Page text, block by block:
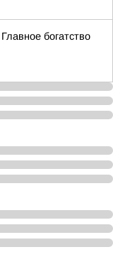
богатство